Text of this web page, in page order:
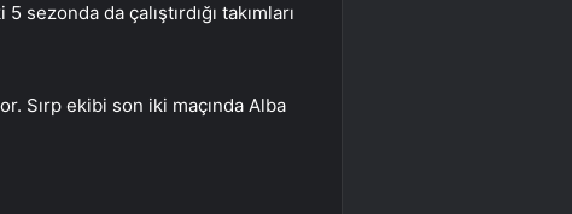
sezonda da çalıştırdığı takımları
Sırp ekibi son iki maçında Alba